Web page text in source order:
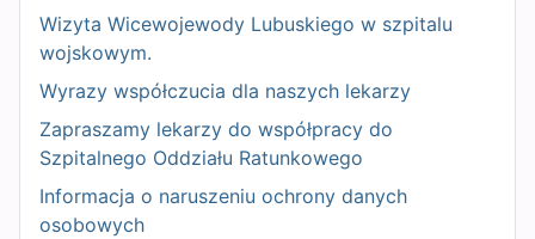
Wizyta Wicewojewody Lubuskiego w szpitalu
wojskowym.
Wyrazy współczucia dla naszych lekarzy
Zapraszamy lekarzy do współpracy do
Szpitalnego Oddziału Ratunkowego
Informacja o naruszeniu ochrony danych
osobowych